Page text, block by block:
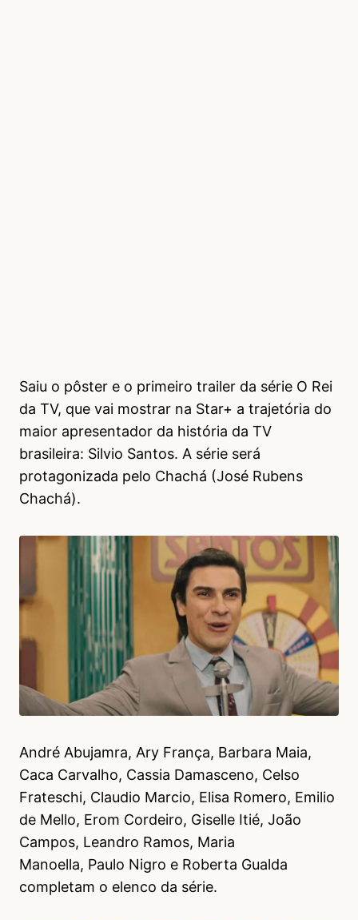
Saiu o pôster e o primeiro trailer da série O Rei
da TV, que vai mostrar na Star+ a trajetória do
maior apresentador da história da TV
brasileira: Silvio Santos. A série será
protagonizada pelo Chachá (José Rubens
Chachá).
André Abujamra, Ary França, Barbara Maia,
Caca Carvalho, Cassia Damasceno, Celso
Frateschi, Claudio Marcio, Elisa Romero, Emilio
de Mello, Erom Cordeiro, Giselle Itié, João
Campos, Leandro Ramos, Maria
Manoella, Paulo Nigro e Roberta Gualda
completam o elenco da série.